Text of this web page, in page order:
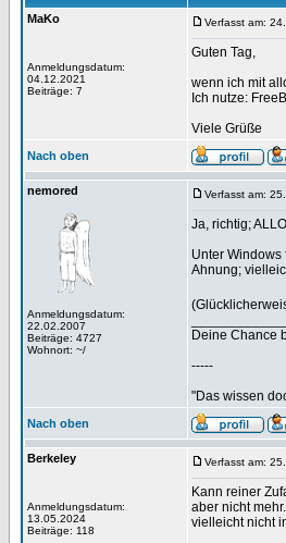
MaKo
Anmeldungsdatum:
04.12.2021
Beiträge: 7
Verfasst am:
Guten Tag,
wenn ich mit
Ich nutze:
Viele Grüße
Nach oben
nemored
Anmeldungsdatum:
22.02.2007
Beiträge: 4727
Wohnort: ~/
Verfasst am:
Ja, richtig;
Unter
Ahnung;
Deine Chance
-----
"Das wissen
Nach oben
Berkeley
Anmeldungsdatum:
13.05.2024
Beiträge: 118
Verfasst am:
Kann reiner
aber nicht
vielleicht nicht